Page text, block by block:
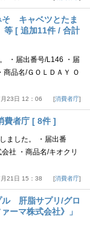
そ キャベツとたま
等 [ 追加11件 / 合計
・届出番号/L146 ・届
品名/ＧＯＬＤＡＹ Ｏ
23日 12：06 消費者庁
費者庁 [ 8件 ]
ました。 ・届出番
社 ・商品名/キオクリ
21日 15：38 消費者庁
ル 肝脂サプリ/グロ
ーマ株式会社》」